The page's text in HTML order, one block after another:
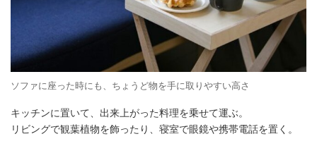
ソファに座った時にも、ちょうど物を手に取りやすい高さ
キッチンに置いて、出来上がった料理を乗せて運ぶ。
リビングで観葉植物を飾ったり、寝室で眼鏡や携帯電話を置く。